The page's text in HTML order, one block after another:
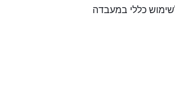
כללי במעבדה